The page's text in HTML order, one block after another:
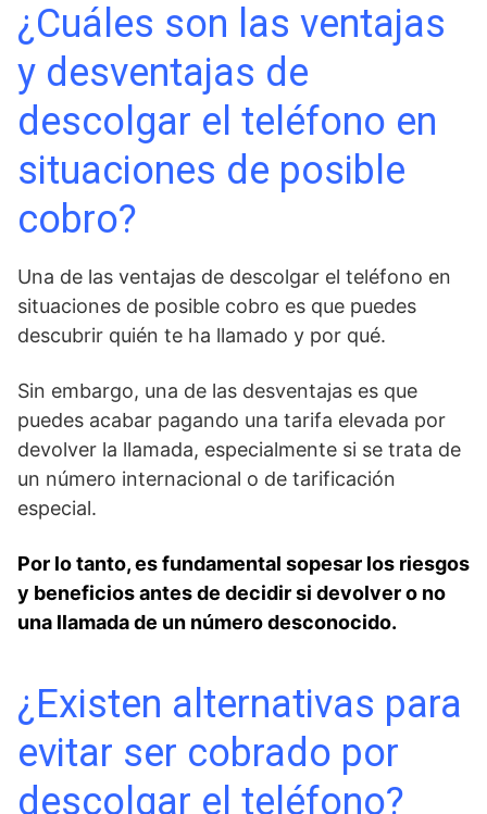
¿Cuáles son las ventajas
y ‌desventajas de
descolgar​ el teléfono en
situaciones de posible⁣
cobro?
Una de las ventajas de descolgar el teléfono en
situaciones⁣ de‍ posible cobro es⁢ que puedes
descubrir quién⁣ te ha llamado y por qué.
Sin embargo, una de las desventajas es que
puedes acabar pagando una tarifa elevada por
devolver la llamada, especialmente si se ‌trata de
⁢un número internacional o de tarificación
especial.
Por lo tanto, es fundamental ⁤sopesar ⁤los riesgos
y beneficios antes de decidir si⁣ devolver o ‌no
una llamada de ‌un número‍ desconocido.
¿Existen ⁢alternativas para
evitar ser cobrado por
descolgar el teléfono?